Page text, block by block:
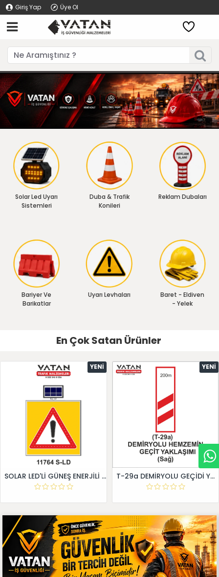
Giriş Yap Üye Ol
Solar Led Uyarı
Sistemleri
Duba & Trafik
Konileri
Reklam Dubaları
Bariyer Ve
Barikatlar
Uyarı Levhaları
Baret - Eldiven
- Yelek
En Çok Satan Ürünler
YENI
SOLAR LED'Lİ GÜNEŞ ENERJİLİ LEVHA
YENI
T-29a DEMİRYOLU GEÇİDİ YAKLAŞIM LEVHALARI (Sağ)